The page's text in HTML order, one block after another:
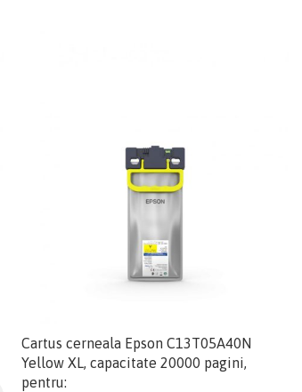
Cartus cerneala Epson C13T05A40N
Yellow XL, capacitate 20000 pagini,
pentru: